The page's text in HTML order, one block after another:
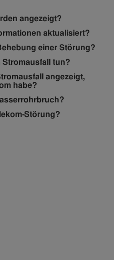
angezeigt?
aktualisiert?
einer Störung?
Stromausfall tun?
angezeigt,
habe?
Störung?